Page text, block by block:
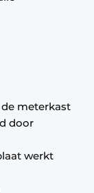
meterkast
door
werkt